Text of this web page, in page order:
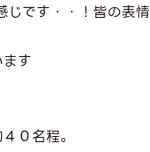
です・・！皆の表情
す
０名程。